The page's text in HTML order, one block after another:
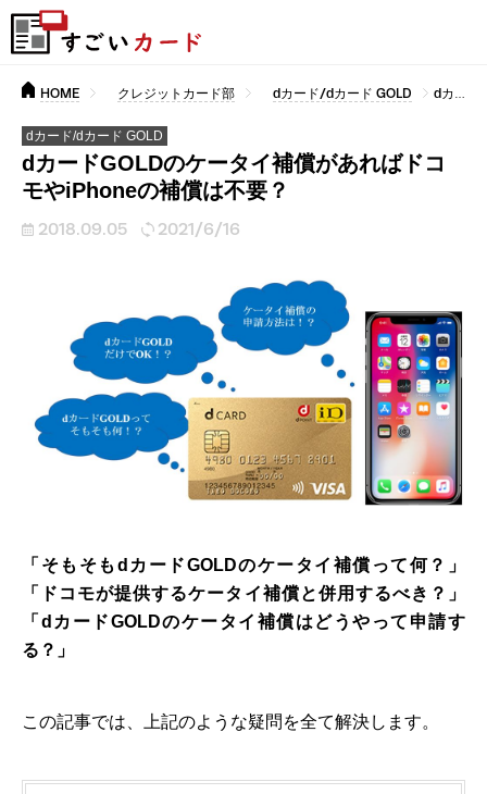
HOME クレジットカード部 dカード/dカード GOLD dカードGOLDのケータイ補償があればドコモやiPhoneの補償は不要？
dカード/dカード GOLD
dカードGOLDのケータイ補償があればドコ
モやiPhoneの補償は不要？
2018.09.05 2021/6/16
「そもそもdカードGOLDのケータイ補償って何？」
「ドコモが提供するケータイ補償と併用するべき？」
「dカードGOLDのケータイ補償はどうやって申請す
る？」
この記事では、上記のような疑問を全て解決します。